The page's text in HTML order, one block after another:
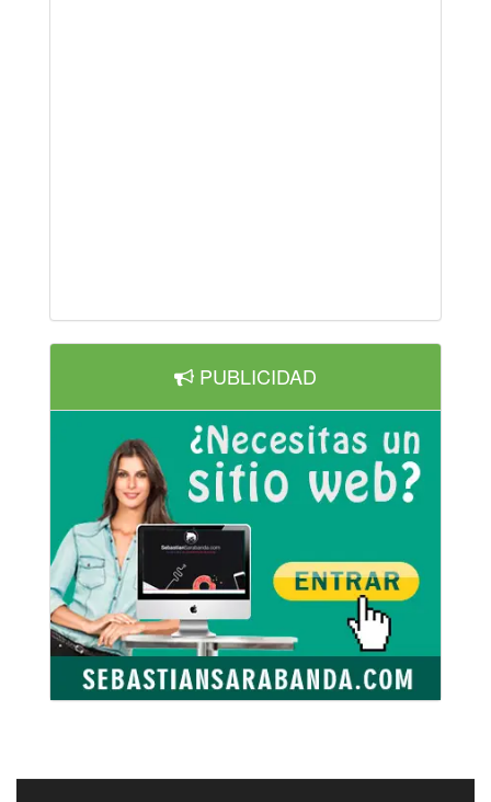
PUBLICIDAD